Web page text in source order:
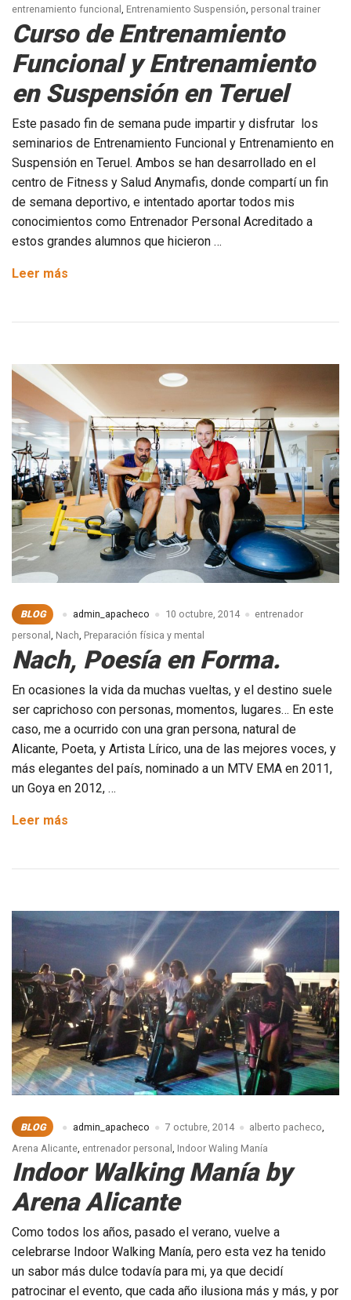
entrenamiento funcional , Entrenamiento Suspensión, personal trainer
Curso de Entrenamiento
Funcional y Entrenamiento
en Suspensión en Teruel
Este pasado fin de semana pude impartir y disfrutar los
seminarios de Entrenamiento Funcional y Entrenamiento en
Suspensión en Teruel. Ambos se han desarrollado en el
centro de Fitness y Salud Anymafis, donde compartí un fin
de semana deportivo, e intentado aportar todos mis
conocimientos como Entrenador Personal Acreditado a
estos grandes alumnos que hicieron …
Leer más
Entrenamiento
en
Suspensión
en
Teruel
BLOG admin_apacheco 10 octubre, 2014
entrenador
personal , Nach, Preparación física y mental
Nach, Poesía en Forma.
En ocasiones la vida da muchas vueltas, y el destino suele
ser caprichoso con personas, momentos, lugares… En este
caso, me a ocurrido con una gran persona, natural de
Alicante, Poeta, y Artista Lírico, una de las mejores voces, y
más elegantes del país, nominado a un MTV EMA en 2011,
un Goya en 2012, …
Leer más
BLOG admin_apacheco 7 octubre, 2014 alberto pacheco
Arena Alicante entrenador personal Indoor Waling Manía
Indoor Walking Manía by
Arena Alicante
Como todos los años, pasado el verano, vuelve a
celebrarse Indoor Walking Manía, pero esta vez ha tenido
un sabor más dulce todavía para mi, ya que decidí
patrocinar el evento, que cada año ilusiona más y más, y por